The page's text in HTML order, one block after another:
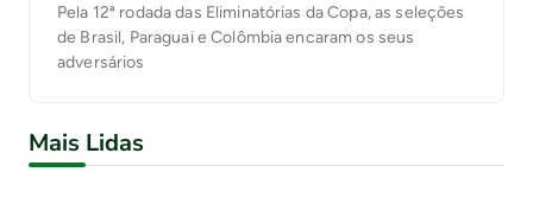
Pela 12ª rodada das Eliminatórias da Copa, as seleções
de Brasil, Paraguai e Colômbia encaram os seus
adversários
Mais Lidas